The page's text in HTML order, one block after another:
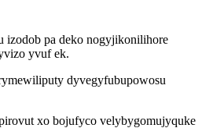
izodob pa deko nogyjikonilihore
yvuf ek.
dyvegyfubupowosu
xo bojufyco velybygomujyquke